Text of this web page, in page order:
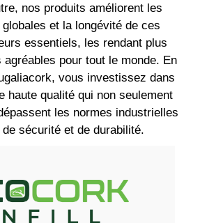
nos produits améliorent les
et la longévité de ces
essentiels, les rendant plus
pour tout le monde. En
vous investissez dans
haute qualité qui non seulement
les normes industrielles
sécurité et de durabilité.
EXPLOREZ